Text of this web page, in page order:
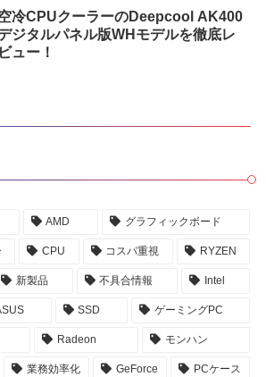
冷CPUクーラーのDeepcool AK400
ジタルパネル版WHモデルを徹底レ
ビュー！
AMD グラフィックボード
CPU コスパ重視 RYZEN
新製品 不具合情報 Intel
SSD ゲーミングPC
Radeon モンハン
業務効率化 GeForce PCケース